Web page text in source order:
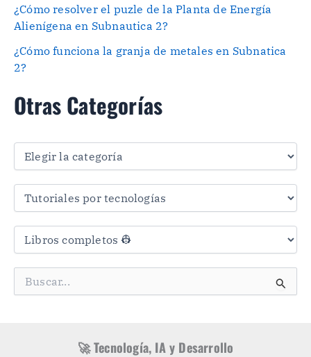
¿Cómo resolver el puzle de la Planta de Energía
Alienígena en Subnautica 2?
¿Cómo funciona la granja de metales en Subnatica
2?
Otras Categorías
O
a
a
🚀 Tecnología, IA y Desarrollo